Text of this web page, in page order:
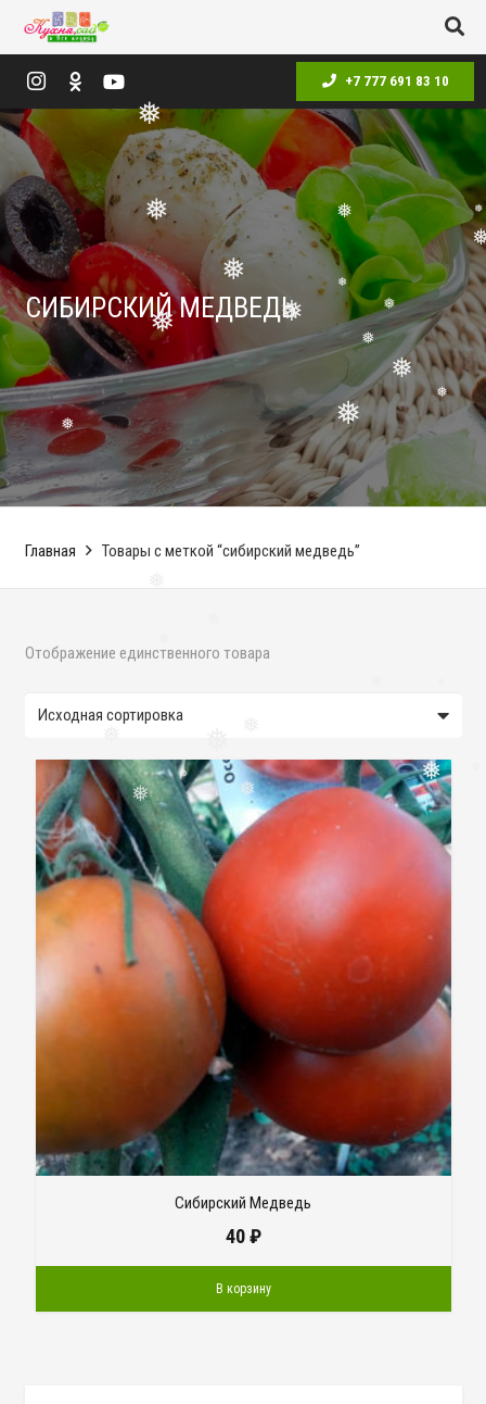
❅
❅
❅
❅
❅
❅
❅ ❅
❅
❅
❅
❅
❅
❅
❅
❅
❅
❅
❅
❅
+7 777 691 83 10
СИБИРСКИЙ МЕДВЕДЬ
Главная Товары с меткой “сибирский медведь”
Отображение единственного товара
Сибирский Медведь
40₽
В корзину